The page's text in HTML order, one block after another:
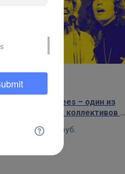
Постер: Bee Gees – один из
самых успешных коллективов в
руб.